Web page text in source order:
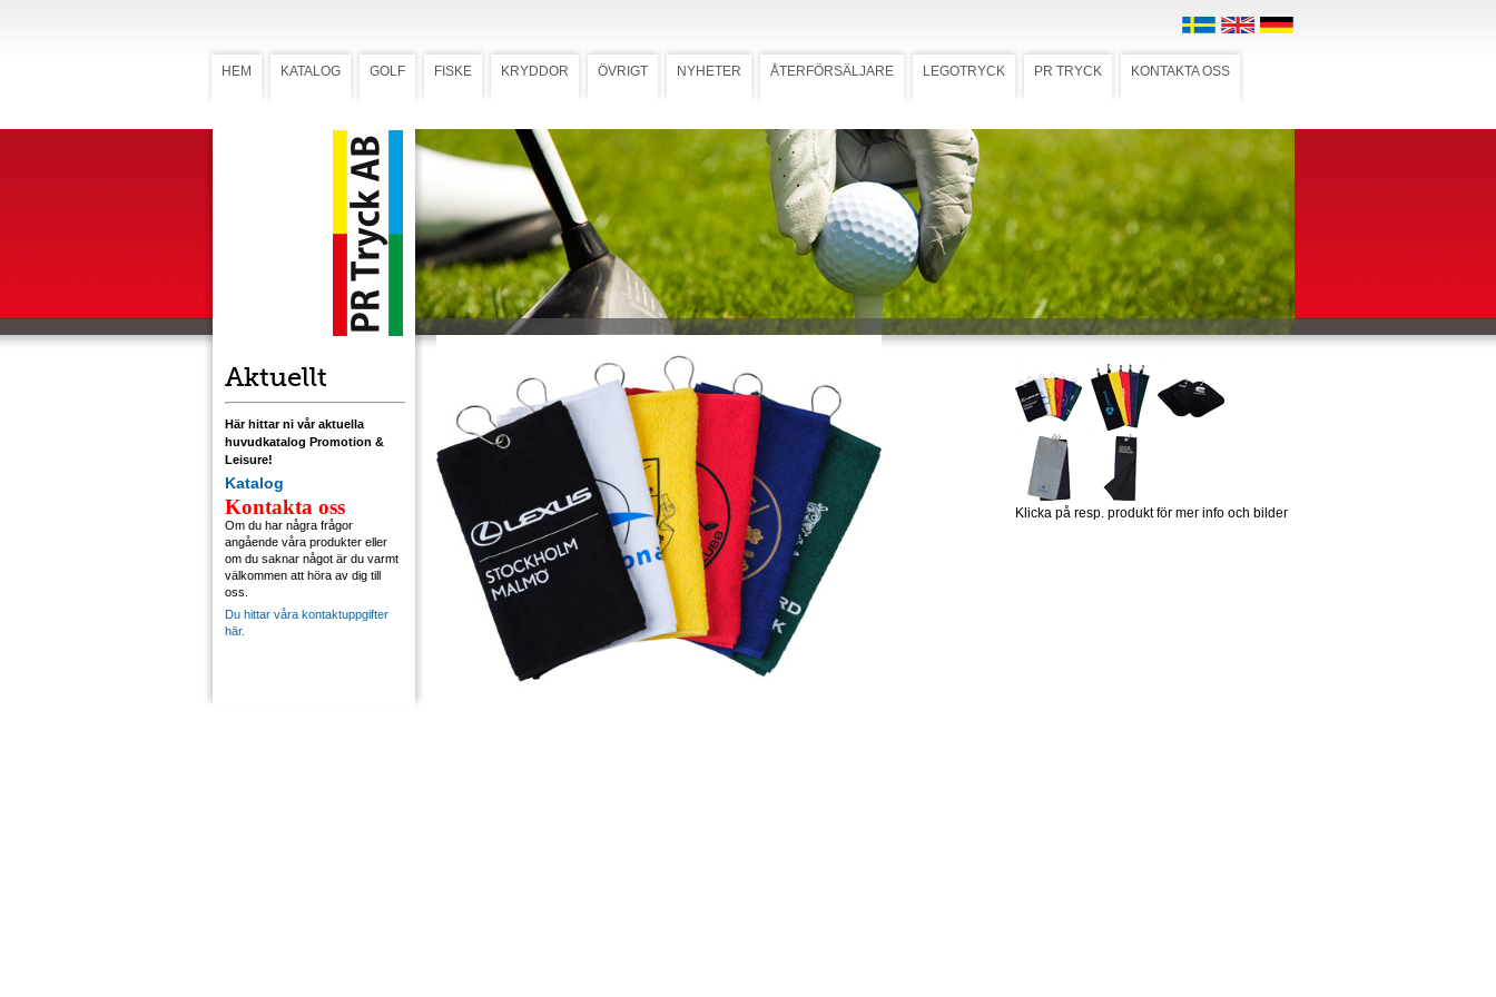
HEM KATALOG GOLF FISKE KRYDDOR ÖVRIGT NYHETER ÅTERFÖRSÄLJARE LEGOTRYCK PR TRYCK KONTAKTA OSS
Aktuellt
Här hittar ni vår aktuella
huvudkatalog Promotion &
Leisure!
Katalog
Kontakta oss
Om du har några frågor
angående våra produkter eller
om du saknar något är du varmt
välkommen att höra av dig till
oss.
Du hittar våra kontaktuppgifter
här.
Handduk Frotté multi
Handduk Frotté
Frottéhandduk, storlek 30x50 cm. Öljetten är
strategiskt placerad på långsidan så att
handduken kan fästas på bagen utan att
släpa i marken. Förädlas med transfertryck.
Ladda ner mall med tryckstorlek
Klicka på resp. produkt för mer info och bilder
Ladda ner högupplöst bild